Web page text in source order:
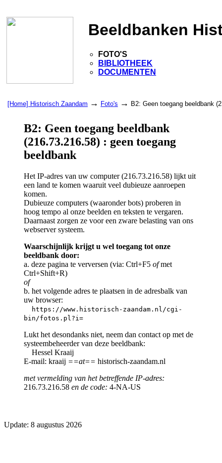
Beeldbanken
FOTO'S
BIBLIOTHEEK
DOCUMENTEN
[Home] Historisch Zaandam → Foto's → B2: Geen toegang beeldbank
B2: Geen toegang beeldbank
(216.73.216.58) : geen toegang
beeldbank
Het IP-adres van uw computer (216.73.216.58) lijkt uit
een land te komen waaruit veel dubieuze aanroepen
komen.
Dubieuze computers (waaronder bots) proberen in
hoog tempo al onze beelden en teksten te vergaren.
Daarnaast zorgen ze voor een zware belasting van ons
webserver systeem.
Waarschijnlijk krijgt u wel toegang tot onze
beeldbank door:
a. deze pagina te verversen (via: Ctrl+F5 ofmet
Ctrl+Shift+R)
of
b. het volgende adres te plaatsen in de adresbalk van
uw browser:
https://www.historisch-zaandam.nl/cgi-
bin/fotos.pl?i=
Lukt het desondanks niet, neem dan contact op met de
systeembeheerder van deze beeldbank:
Hessel Kraaij
E-mail: kraaij ==at== historisch-zaandam.nl
met vermelding van het betreffende IP-adres:
216.73.216.58 en de code: 4-NA-US
Update: 8 augustus 2026